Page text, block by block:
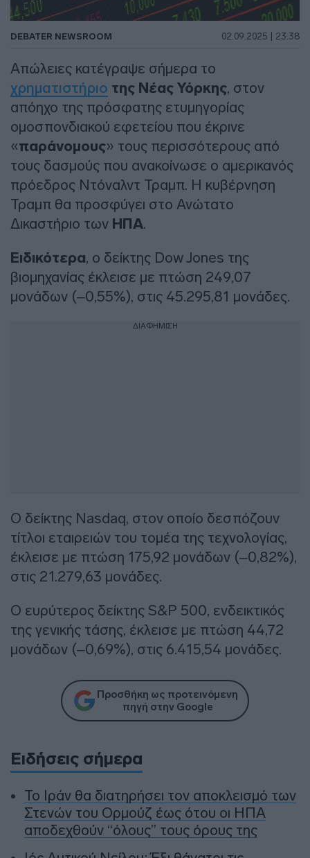
DEBATER NEWSROOM 02.09.2025 | 23:38
Απώλειες κατέγραψε σήμερα το
χρηματιστήριο της Νέας Υόρκης, στον
απόηχο της πρόσφατης ετυμηγορίας
ομοσπονδιακού εφετείου που έκρινε
«παράνομους» τους περισσότερους από
τους δασμούς που ανακοίνωσε ο αμερικανός
πρόεδρος Ντόναλντ Τραμπ. Η κυβέρνηση
Τραμπ θα προσφύγει στο Ανώτατο
Δικαστήριο των ΗΠΑ.
Ειδικότερα, ο δείκτης Dow Jones της
βιομηχανίας έκλεισε με πτώση 249,07
μονάδων (–0,55%), στις 45.295,81 μονάδες.
ΔΙΑΦΗΜΙΣΗ
Ο δείκτης Nasdaq, στον οποίο δεσπόζουν
τίτλοι εταιρειών του τομέα της τεχνολογίας,
έκλεισε με πτώση 175,92 μονάδων (–0,82%),
στις 21.279,63 μονάδες.
Ο ευρύτερος δείκτης S&P 500, ενδεικτικός
της γενικής τάσης, έκλεισε με πτώση 44,72
μονάδων (–0,69%), στις 6.415,54 μονάδες.
Προσθήκη ως προτεινόμενη
πηγή στην Google
Ειδήσεις σήμερα
To Ιράν θα διατηρήσει τον αποκλεισμό των
Στενών του Ορμούζ έως ότου οι ΗΠΑ
αποδεχθούν “όλους” τους όρους της